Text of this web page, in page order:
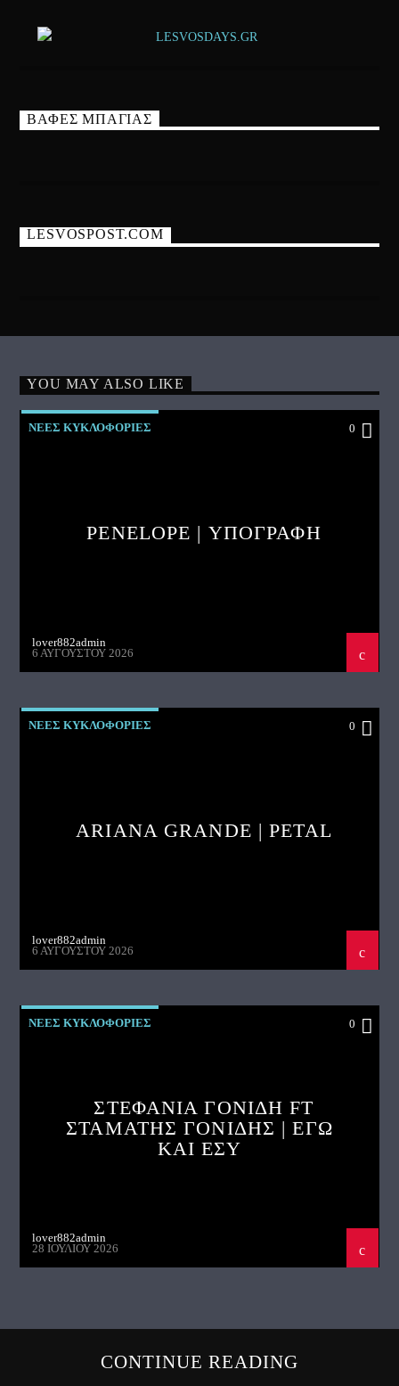
ΒΑΦΕΣ ΜΠΑΓΙΑΣ
LESVOSPOST.COM
YOU MAY ALSO LIKE
ΝΕΕΣ ΚΥΚΛΟΦΟΡΙΕΣ 0
PENELOPE | ΥΠΟΓΡΑΦΗ
lover882admin
6 ΑΥΓΟΎΣΤΟΥ 2026
ΝΕΕΣ ΚΥΚΛΟΦΟΡΙΕΣ 0
ARIANA GRANDE | PETAL
lover882admin
6 ΑΥΓΟΎΣΤΟΥ 2026
ΝΕΕΣ ΚΥΚΛΟΦΟΡΙΕΣ 0
ΣΤΕΦΑΝΙΑ ΓΟΝΙΔΗ FT
ΣΤΑΜΑΤΗΣ ΓΟΝΙΔΗΣ | ΕΓΩ
ΚΑΙ ΕΣΥ
lover882admin
28 ΙΟΥΛΊΟΥ 2026
CONTINUE READING